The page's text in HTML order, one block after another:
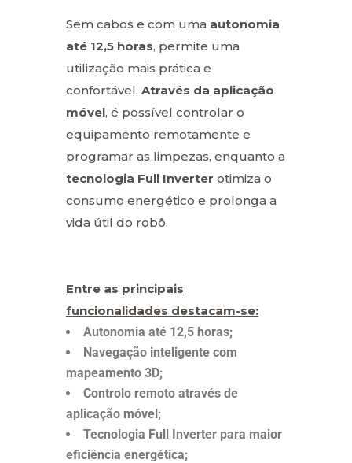
Sem cabos e com uma autonomia
até 12,5 horas, permite uma
utilização mais prática e
confortável. Através da aplicação
móvel, é possível controlar o
equipamento remotamente e
programar as limpezas, enquanto a
tecnologia Full Inverter otimiza o
consumo energético e prolonga a
vida útil do robô.
Entre as principais
funcionalidades destacam-se:
Autonomia até 12,5 horas;
Navegação inteligente com
mapeamento 3D;
Controlo remoto através de
aplicação móvel;
Tecnologia Full Inverter para maior
eficiência energética;